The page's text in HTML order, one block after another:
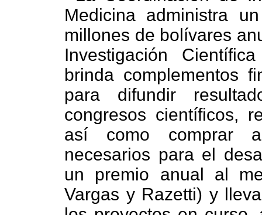
Medicina administra
millones de bolívares
Investigación
brinda complementos
para difundir
congresos científicos,
así como comprar
necesarios para el
un premio anual al
Vargas y Razetti) y